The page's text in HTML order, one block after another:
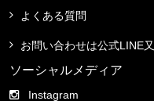
よくある質問
お問い合わせは公式LINE
ソーシャルメディア
Instagram